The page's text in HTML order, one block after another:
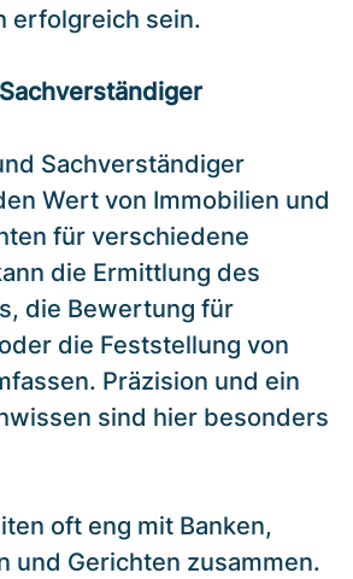
erfolgreich sein.
Sachverständiger
Wert von Immobilien und
für verschiedene
die Ermittlung des
die Bewertung für
die Feststellung von
Präzision und ein
sind hier besonders
oft eng mit Banken,
und Gerichten zusammen.